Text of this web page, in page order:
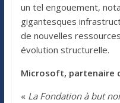
un tel engouement,
gigantesques
de nouvelles
évolution structurelle.
Microsoft, partenaire
« La Fondation à but